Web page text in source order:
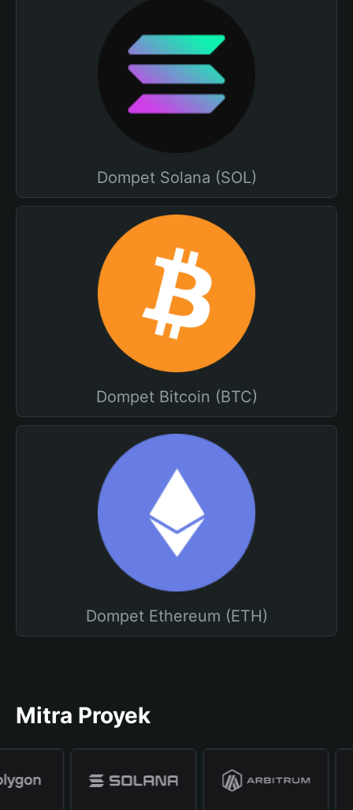
Dompet Solana (SOL)
Dompet Bitcoin (BTC)
Dompet Ethereum (ETH)
Mitra Proyek